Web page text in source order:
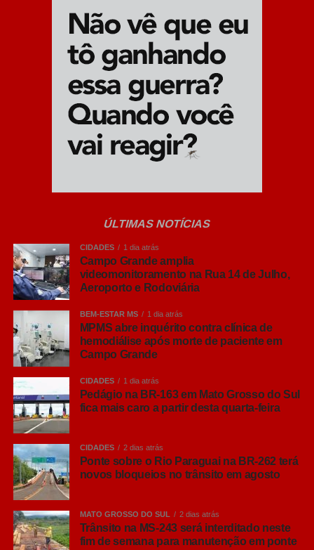
comunicação.
Inteligência Artificial a serviço do
O novo totem de autoatendimento foi reformulado para
oferecer navegação fluida e acessível. Entre as
novidades, destaca-se uma
assistente virtual
impulsionada por inteligência artificial
Pelo terminal, os motoristas podem realizar serviços
Emissão da Guia Flex;
Verificação de pontuação na CNH;
Download e impressão do CRLV.
A expansão e atualização da rede de terminais
órgão mostram que, entre abril de 2022 e julho de 2026,
os totens do Detran-MS registraram mais de842 mil
acessosem todo o Estado. Apenas nos primeiros sete
atendimentos, consolidando o canal digital como uma
das principais preferências do público.
ÚLTIMAS NOTÍCIAS
CIDADES 1 dia atrás
Campo Grande amplia
videomonitoramento na Rua 14 de Julho,
Aeroporto e Rodoviária
BEM-ESTAR MS 1 dia atrás
MPMS abre inquérito contra clínica de
hemodiálise após morte de paciente em
Campo Grande
CIDADES 1 dia atrás
Pedágio na BR-163 em Mato Grosso do Sul
fica mais caro a partir desta quarta-feira
CIDADES 2 dias atrás
Ponte sobre o Rio Paraguai na BR-262 terá
novos bloqueios no trânsito em agosto
MATO GROSSO DO SUL 2 dias atrás
Trânsito na MS-243 será interditado neste
fim de semana para manutenção em ponte